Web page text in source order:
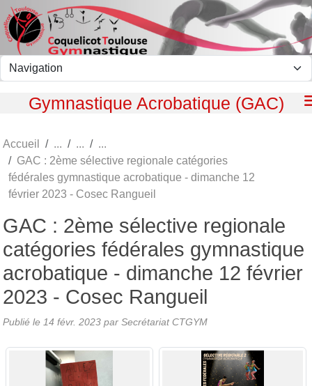
Gymnastique Acrobatique (GAC)
Accueil
GAC : 2ème sélective regionale catégories
fédérales gymnastique acrobatique - dimanche 12
février 2023 - Cosec Rangueil
GAC : 2ème sélective regionale
catégories fédérales gymnastique
acrobatique - dimanche 12 février
2023 - Cosec Rangueil
Publié le 14 févr. 2023 par Secrétariat CTGYM
Panneau de gestion des cookies